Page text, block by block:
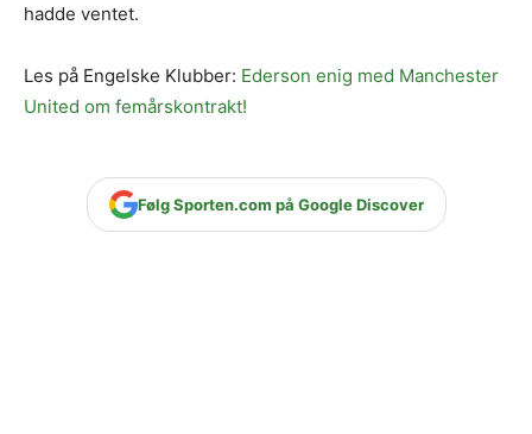
hadde ventet.
Les på Engelske Klubber: Ederson enig med Manchester
United om femårskontrakt!
Følg Sporten.com på Google Discover